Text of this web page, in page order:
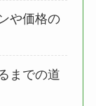
や価格の
までの道